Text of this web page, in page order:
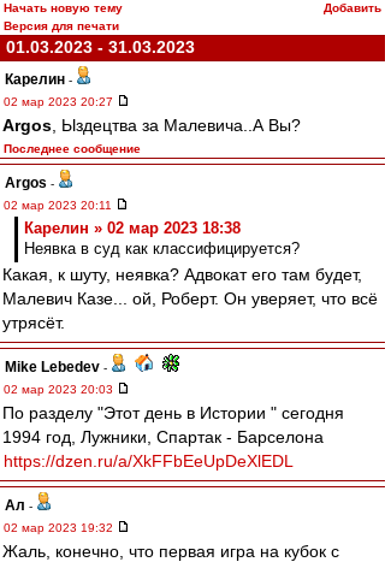
Начать новую тему
Добавить
Версия для печати
01.03.2023 - 31.03.2023
Карелин -
02 мар 2023 20:27
Argos , Ыздецтва за Малевича..А Вы?
Последнее сообщение
Argos -
02 мар 2023 20:11
Карелин » 02 мар 2023 18:38
Неявка в суд как классифицируется?
Какая, к шуту, неявка? Адвокат его там будет,
Малевич Казе... ой, Роберт. Он уверяет, что всё
утрясёт.
Mike Lebedev -
02 мар 2023 20:03
По разделу "Этот день в Истории " сегодня
1994 год, Лужники, Спартак - Барселона
https://dzen.ru/a/XkFFbEeUpDeXlEDL
Ал -
02 мар 2023 19:32
Жаль, конечно, что первая игра на кубок с